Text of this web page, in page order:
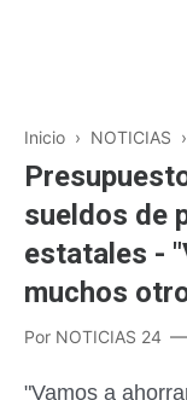
Inicio › NOTICIAS ›
sueldos de
estatales -
muchos
Por NOTICIAS 24
"Vamos a